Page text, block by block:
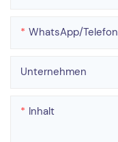
WhatsApp/Telefon
Unternehmen
Inhalt